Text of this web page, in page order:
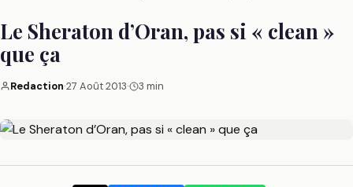
Le Sheraton d’Oran, pas si « clean »
que ça
Redaction·27 Août 2013· 3 min